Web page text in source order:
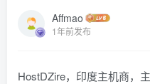
Affmao
1年前发布
HostDZire，印度主机商，